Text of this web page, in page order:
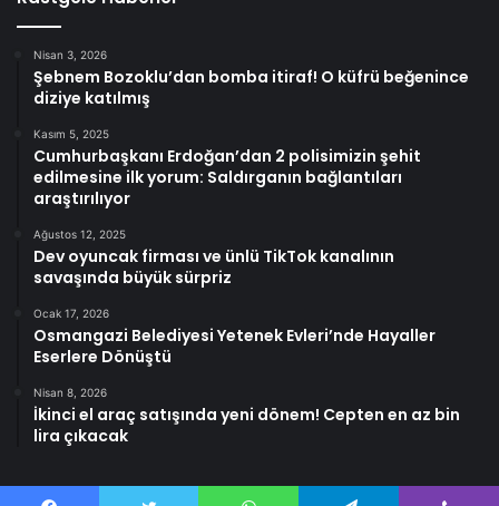
Nisan 3, 2026
Şebnem Bozoklu’dan bomba itiraf! O küfrü beğenince
diziye katılmış
Kasım 5, 2025
Cumhurbaşkanı Erdoğan’dan 2 polisimizin şehit
edilmesine ilk yorum: Saldırganın bağlantıları
araştırılıyor
Ağustos 12, 2025
Dev oyuncak firması ve ünlü TikTok kanalının
savaşında büyük sürpriz
Ocak 17, 2026
Osmangazi Belediyesi Yetenek Evleri’nde Hayaller
Eserlere Dönüştü
Nisan 8, 2026
İkinci el araç satışında yeni dönem! Cepten en az bin
lira çıkacak